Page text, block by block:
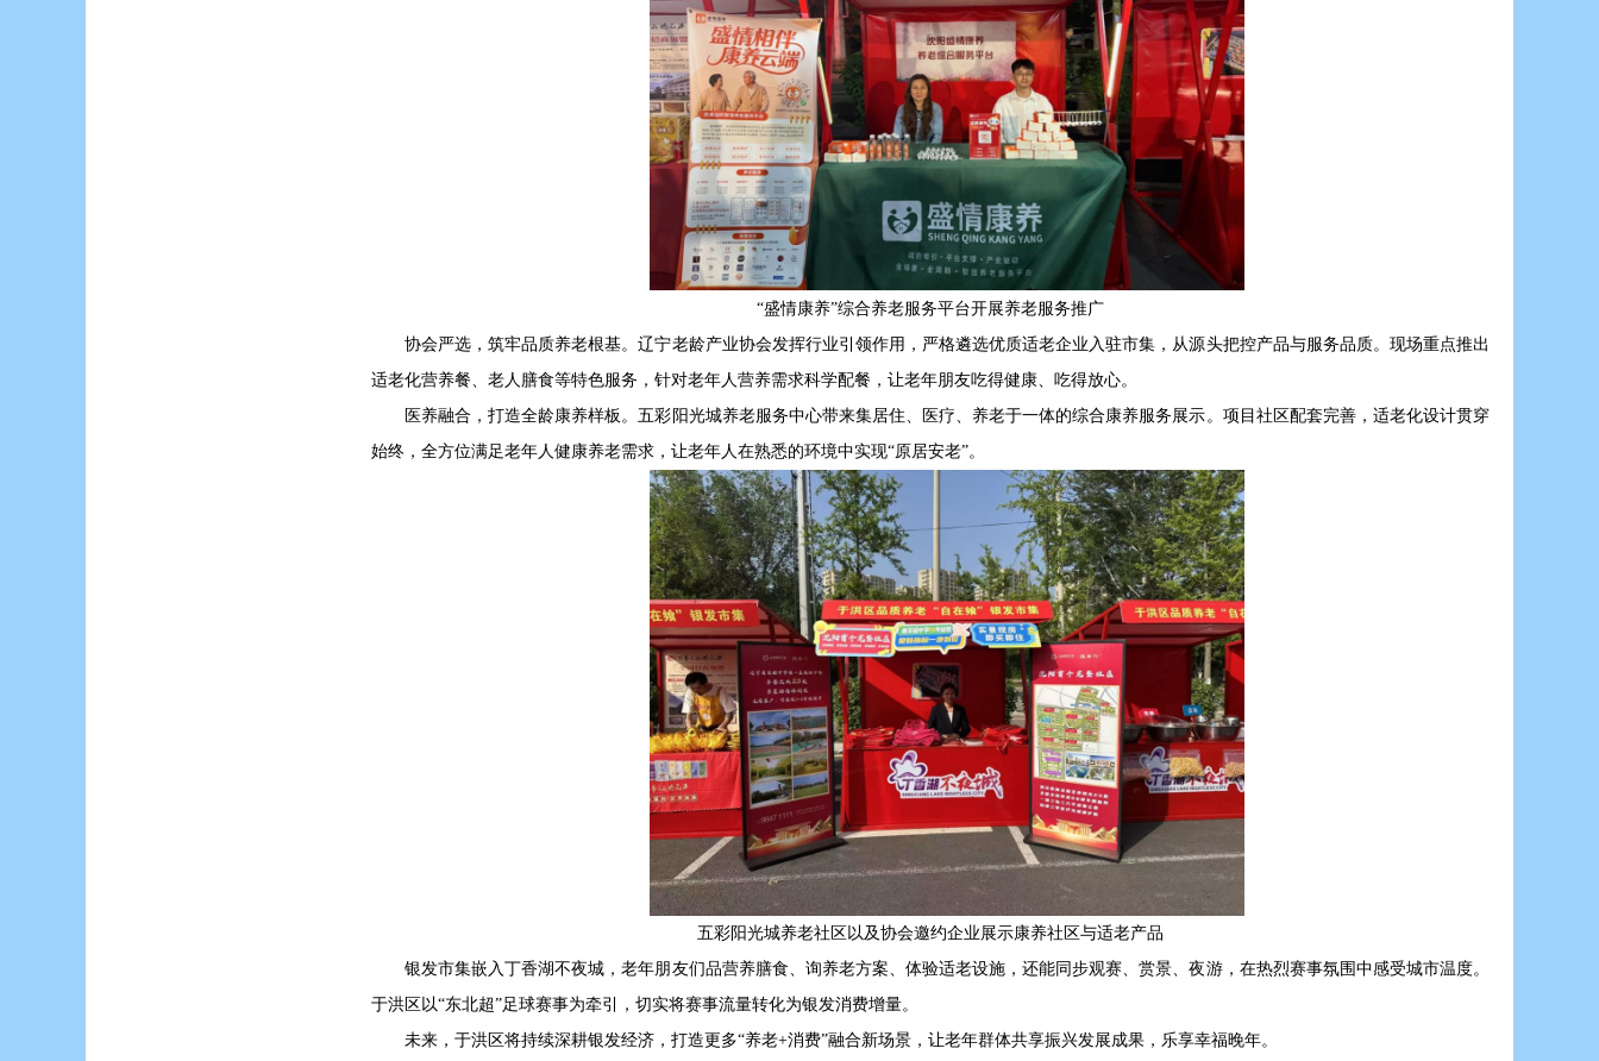
“盛情康养”综合养老服务平台开展养老服务推广
协会严选，筑牢品质养老根基。辽宁老龄产业协会发挥行业引领作用，严格遴选优质适老企业入驻市集，从源头把控产品与服务品质。现场重点推出
适老化营养餐、老人膳食等特色服务，针对老年人营养需求科学配餐，让老年朋友吃得健康、吃得放心。
医养融合，打造全龄康养样板。五彩阳光城养老服务中心带来集居住、医疗、养老于一体的综合康养服务展示。项目社区配套完善，适老化设计贯穿
始终，全方位满足老年人健康养老需求，让老年人在熟悉的环境中实现“原居安老”。
五彩阳光城养老社区以及协会邀约企业展示康养社区与适老产品
银发市集嵌入丁香湖不夜城，老年朋友们品营养膳食、询养老方案、体验适老设施，还能同步观赛、赏景、夜游，在热烈赛事氛围中感受城市温度。
于洪区以“东北超”足球赛事为牵引，切实将赛事流量转化为银发消费增量。
未来，于洪区将持续深耕银发经济，打造更多“养老+消费”融合新场景，让老年群体共享振兴发展成果，乐享幸福晚年。